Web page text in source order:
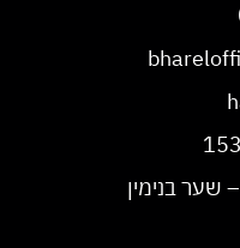
בנימין